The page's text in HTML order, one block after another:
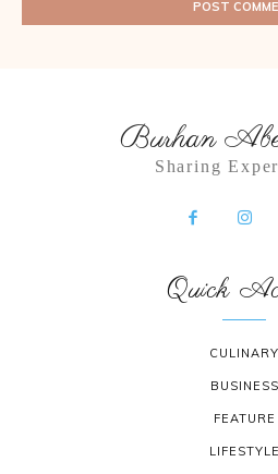
Burhan
Sharing
Quick
CULINARY
BUSINESS
FEATURE
LIFESTYLE